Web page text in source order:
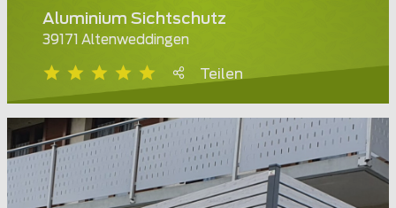
Aluminium Sichtschutz
39171 Altenweddingen
Teilen